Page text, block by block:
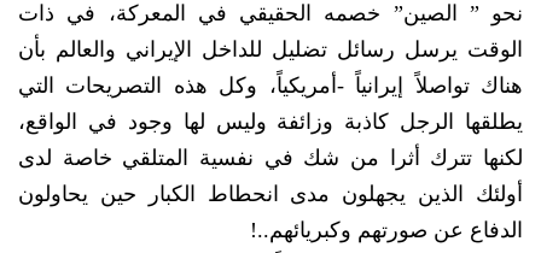
نحو ” الصين” خصمه الحقيقي في المعركة، في ذات
الوقت يرسل رسائل تضليل للداخل الإيراني والعالم بأن
هناك تواصلاً إيرانياً -أمريكياً، وكل هذه التصريحات التي
يطلقها الرجل كاذبة وزائفة وليس لها وجود في الواقع،
لكنها تترك أثرا من شك في نفسية المتلقي خاصة لدى
أولئك الذين يجهلون مدى انحطاط الكبار حين يحاولون
الدفاع عن صورتهم وكبريائهم..!